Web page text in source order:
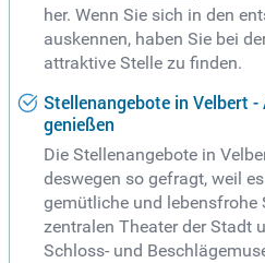
her. Wenn Sie sich in den
auskennen, haben Sie bei
attraktive Stelle zu finden.
Stellenangebote in Velbert
genießen
Die Stellenangebote in
deswegen so gefragt, weil
gemütliche und lebensfrohe
zentralen Theater der Stadt
Schloss- und